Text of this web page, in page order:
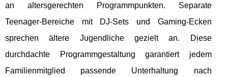
an altersgerechten Programmpunkten. Separate
Teenager-Bereiche mit DJ-Sets und Gaming-Ecken
sprechen ältere Jugendliche gezielt an. Diese
durchdachte Programmgestaltung garantiert jedem
Familienmitglied passende Unterhaltung nach